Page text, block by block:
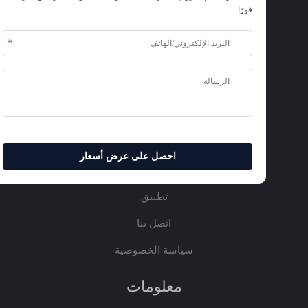
العرضية المحدودة. جميع الحقوق محفوظة.
رابط سريع
المنتجات
الخدمات
أخبار و فيديو
المدونة
سياسة الخصوصية
معلومات
احصل على عرض أسعار